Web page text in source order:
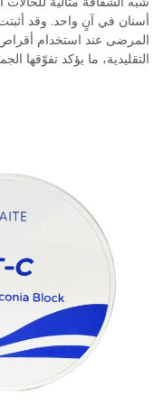
أسنان في آنٍ واحد. وقد
المرضى عند استخدام أقراص
التقليدية، ما يؤكد تفوّقها